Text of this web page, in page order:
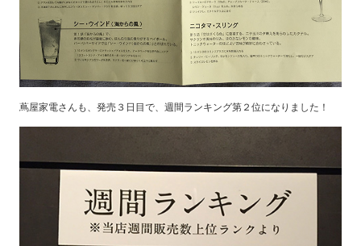
蔦屋家電さんも、発売３日目で、週間ランキング第２位になりました！